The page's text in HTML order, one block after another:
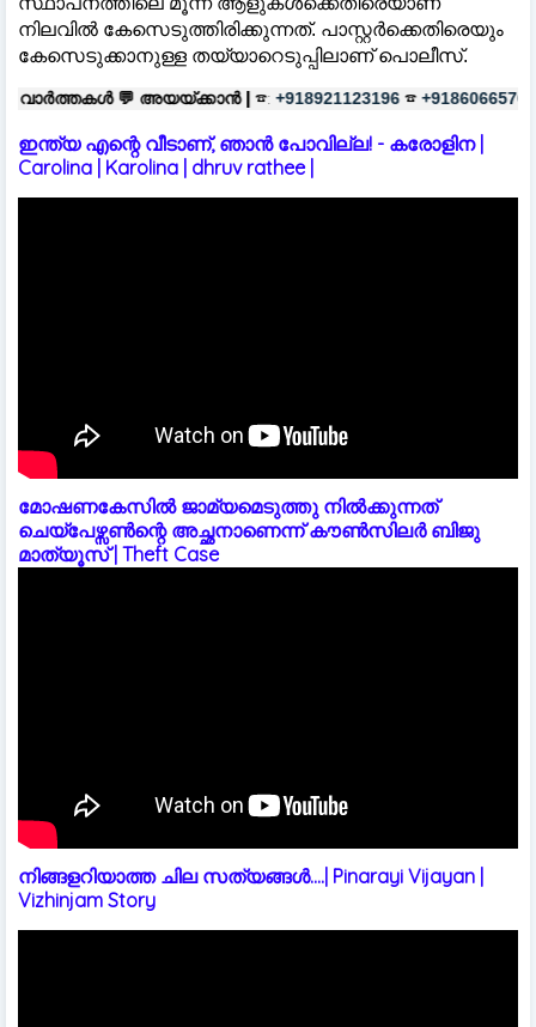
നിലവില്‍ കേസെടുത്തിരിക്കുന്നത്. പാസ്റ്റർക്കെതിരെയും
കേസെടുക്കാനുള്ള തയ്യാറെടുപ്പിലാണ് പൊലീസ്.
| ☎: +918921123196 ☎ +918606657037
ഇന്ത്യ എന്റെ വീടാണ്, ഞാൻ പോവില്ല! - കരോളിന |
Carolina | Karolina | dhruv rathee |
മോഷണകേസിൽ ജാമ്യമെടുത്തു നിൽക്കുന്നത്
ചെയ്പേഴ്സൺന്റെ അച്ഛനാണെന്ന് കൗൺസിലർ ബിജു
മാത്യൂസ് | Theft Case
നിങ്ങളറിയാത്ത ചില സത്യങ്ങൾ....| Pinarayi Vijayan |
Vizhinjam Story